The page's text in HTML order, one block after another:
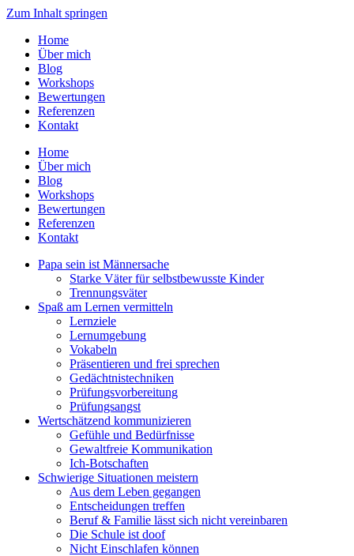
Zum Inhalt springen
Home
Über mich
Blog
Workshops
Bewertungen
Referenzen
Kontakt
Home
Über mich
Blog
Workshops
Bewertungen
Referenzen
Kontakt
Papa sein ist Männersache
Starke Väter für selbstbewusste Kinder
Trennungsväter
Spaß am Lernen vermitteln
Lernziele
Lernumgebung
Vokabeln
Präsentieren und frei sprechen
Gedächtnistechniken
Prüfungsvorbereitung
Prüfungsangst
Wertschätzend kommunizieren
Gefühle und Bedürfnisse
Gewaltfreie Kommunikation
Ich-Botschaften
Schwierige Situationen meistern
Aus dem Leben gegangen
Entscheidungen treffen
Beruf & Familie lässt sich nicht vereinbaren
Die Schule ist doof
Nicht Einschlafen können